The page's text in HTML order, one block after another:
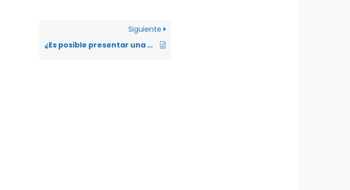
Siguiente
¿Es posible presentar una solicitud de refugio fuera del plazo de noventa días en el Ecuador y en qué norma se sustenta?